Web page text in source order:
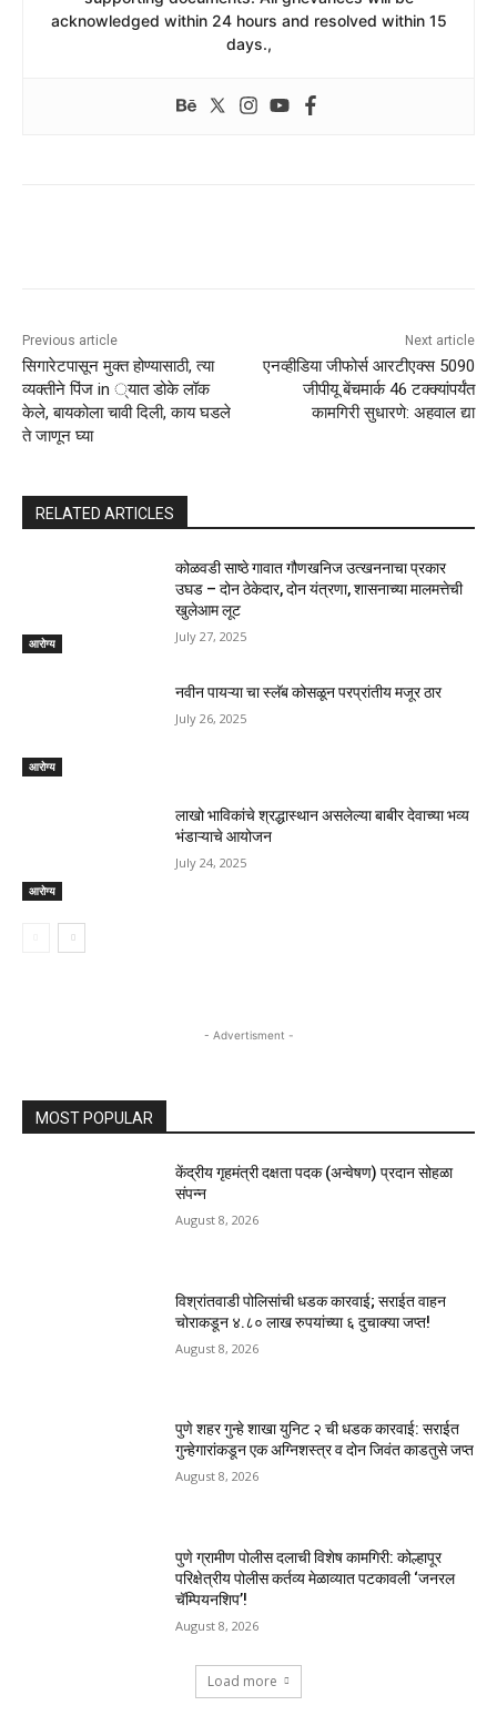
acknowledged within 24 hours and resolved within 15
days.,
Previous article
सिगारेटपासून मुक्त होण्यासाठी, त्या
व्यक्तीने पिंज in ्यात डोके लॉक
केले, बायकोला चावी दिली, काय घडले
ते जाणून घ्या
Next article
एनव्हीडिया जीफोर्स आरटीएक्स 5090
जीपीयू बेंचमार्क 46 टक्क्यांपर्यंत
कामगिरी सुधारणे: अहवाल द्या
RELATED ARTICLES
आरोग्य
कोळवडी साष्ठे गावात गौणखनिज उत्खननाचा प्रकार
उघड – दोन ठेकेदार, दोन यंत्रणा, शासनाच्या मालमत्तेची
खुलेआम लूट
July 27, 2025
आरोग्य
नवीन पायऱ्या चा स्लॅब कोसळून परप्रांतीय मजूर ठार
July 26, 2025
आरोग्य
लाखो भाविकांचे श्रद्धास्थान असलेल्या बाबीर देवाच्या भव्य
भंडाऱ्याचे आयोजन
July 24, 2025
- Advertisment -
MOST POPULAR
केंद्रीय गृहमंत्री दक्षता पदक (अन्वेषण) प्रदान सोहळा
संपन्न
August 8, 2026
विश्रांतवाडी पोलिसांची धडक कारवाई; सराईत वाहन
चोराकडून ४.८० लाख रुपयांच्या ६ दुचाक्या जप्त!
August 8, 2026
पुणे शहर गुन्हे शाखा युनिट २ ची धडक कारवाई: सराईत
गुन्हेगारांकडून एक अग्निशस्त्र व दोन जिवंत काडतुसे जप्त
August 8, 2026
पुणे ग्रामीण पोलीस दलाची विशेष कामगिरी: कोल्हापूर
परिक्षेत्रीय पोलीस कर्तव्य मेळाव्यात पटकावली ‘जनरल
चॅम्पियनशिप’!
August 8, 2026
Load more